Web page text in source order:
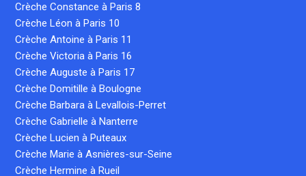
Crèche Constance à Paris 8
Crèche Léon à Paris 10
Crèche Antoine à Paris 11
Crèche Victoria à Paris 16
Crèche Auguste à Paris 17
Crèche Domitille à Boulogne
Crèche Barbara à Levallois-Perret
Crèche Gabrielle à Nanterre
Crèche Lucien à Puteaux
Crèche Marie à Asnières-sur-Seine
Crèche Hermine à Rueil